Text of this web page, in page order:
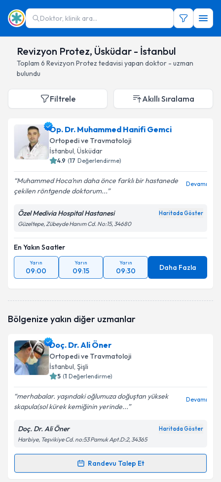
Doktor, klinik ara...
Revizyon Protez, Üsküdar - İstanbul
Toplam 6 Revizyon Protez tedavisi yapan doktor - uzman
bulundu
Filtrele Akıllı Sıralama
Op. Dr. Muhammed Hanifi Gemci
Ortopedi ve Travmatoloji
İstanbul, Üsküdar
4.9 (17 Değerlendirme)
Muhammed Hoca’nın daha önce farklı bir hastanede
çekilen röntgende doktorum...
Devamı
Özel Medivia Hospital Hastanesi Haritada Göster
Güzeltepe, Zübeyde Hanım Cd. No:15, 34680
En Yakın Saatler
Yarın
09:00
Yarın
09:15
Yarın
09:30 Daha Fazla
Bölgenize yakın diğer uzmanlar
Doç. Dr. Ali Öner
Ortopedi ve Travmatoloji
İstanbul, Şişli
5 (1 Değerlendirme)
merhabalar. yaşındaki oğlumuza doğuştan yüksek
skapula(sol kürek kemiğinin yerinde...
Devamı
Doç. Dr. Ali Öner Haritada Göster
Harbiye, Teşvikiye Cd. no:53 Pamuk Apt.D:2, 34365
Randevu Talep Et
Randevu Takvimi Talebi